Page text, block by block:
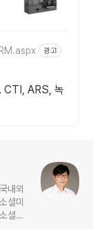
광고
CTI, ARS, 녹
내외
셜미
셜미